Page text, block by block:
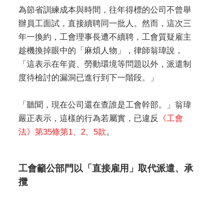
為節省訓練成本與時間，往年得標的公司不曾舉
辦員工面試，直接續聘同一批人。然而，這次三
年一換約，工會理事長遭不續聘，工會質疑雇主
趁機換掉眼中的「麻煩人物」，律師翁瑋說，
「這表示在年資、勞動環境等問題以外，派遣制
度待檢討的漏洞已進行到下一階段。」
「聽聞，現在公司還在查誰是工會幹部。」翁瑋
嚴正表示，這樣的行為若屬實，已違反
《工會
法》第35條第1、2、5款。
工會籲公部門以「直接雇用」取代派遣、承
攬